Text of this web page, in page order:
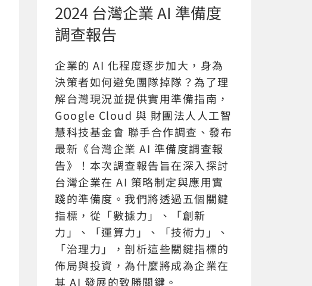
2024 台灣企業 AI 準備度
調查報告
企業的 AI 化程度逐步加大，身為
決策者如何避免團隊掉隊？為了理
解台灣現況並提供實用準備指南，
Google Cloud 與 財團法人人工智
慧科技基金會 聯手合作調查、發布
最新《台灣企業 AI 準備度調查報
告》！本次調查報告旨在深入探討
台灣企業在 AI 策略制定與應用實
踐的準備度。我們將透過五個關鍵
指標，從「數據力」、「創新
力」、「運算力」、「技術力」、
「治理力」，剖析這些關鍵指標的
佈局與投資，為什麼將成為企業在
其 AI 發展的致勝關鍵。